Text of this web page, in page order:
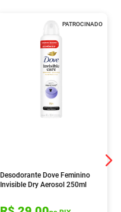
PATROCINADO
Desodorante Dove Feminino
Invisible Dry Aerosol 250ml